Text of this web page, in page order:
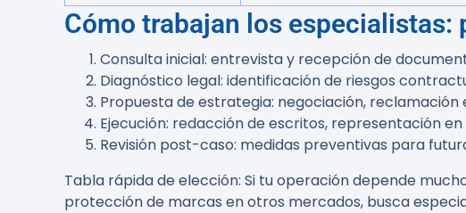
Cómo trabajan los especialistas:
Consulta inicial: entrevista y recepción de
Diagnóstico legal: identificación de riesgos
Propuesta de estrategia: negociación,
Ejecución: redacción de escritos, representación
Revisión post-caso: medidas preventivas para
Tabla rápida de elección: Si tu operación depende
protección de marcas en otros mercados, busca